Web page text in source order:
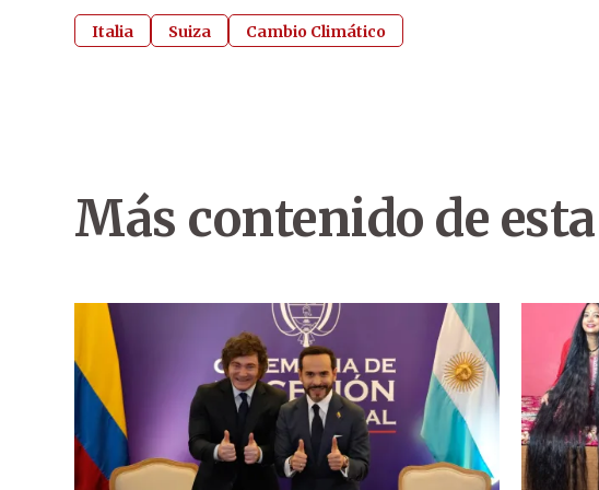
Italia Suiza Cambio Climático
Más contenido de